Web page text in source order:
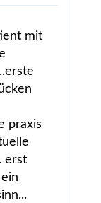
mit
praxis
erst